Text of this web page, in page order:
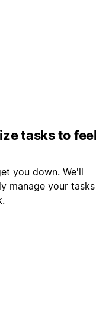
tasks to
you down. We'll
manage your tasks